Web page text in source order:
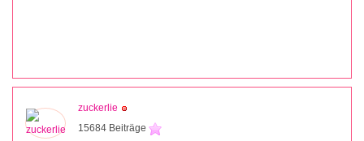
zuckerlie
15684 Beiträge